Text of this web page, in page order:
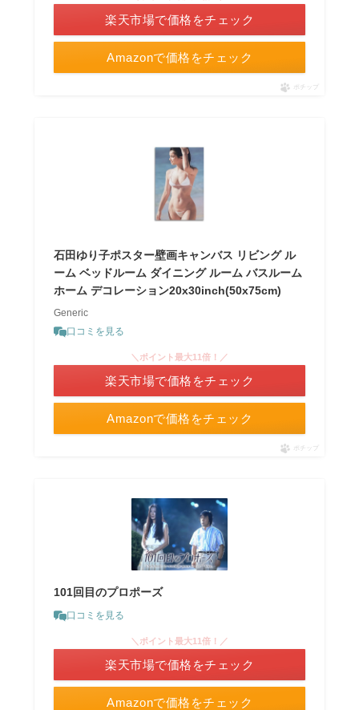
Amazonで価格をチェック
楽天市場で価格をチェック
ポチップ
石田ゆり子ポスター壁画キャンバス リビング ル
ーム ベッドルーム ダイニング ルーム バスルーム
ホーム デコレーション20x30inch(50x75cm)
Generic
口コミを見る
Amazonで価格をチェック
＼ポイント最大11倍！／
楽天市場で価格をチェック
ポチップ
101回目のプロポーズ
口コミを見る
Amazonで価格をチェック
＼ポイント最大11倍！／
楽天市場で価格をチェック